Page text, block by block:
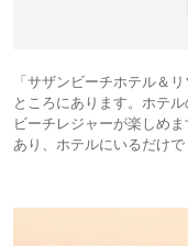
「サザンビーチホテル＆
ところにあります。ホテ
ビーチレジャーが楽しめ
あり、ホテルにいるだけで